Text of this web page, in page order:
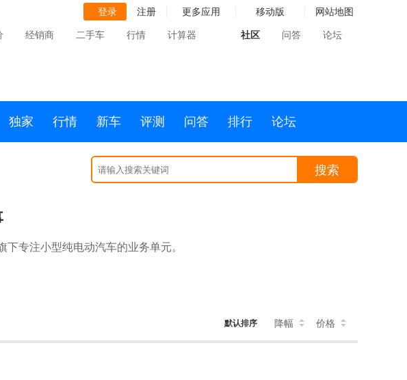
登录 注册 更多应用 移动版 网站地图
经销商 二手车 行情 计算器 社区 问答 论坛
独家 行情 新车 评测 问答 排行 论坛
搜索
下专注小型纯电动汽车的业务单元。
默认排序 降幅 价格